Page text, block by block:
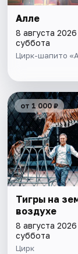
Алле
8 августа 2026
суббота
Цирк-шапито
от 1 000 ₽
Тигры на
воздухе
8 августа 2026
суббота
Цирк